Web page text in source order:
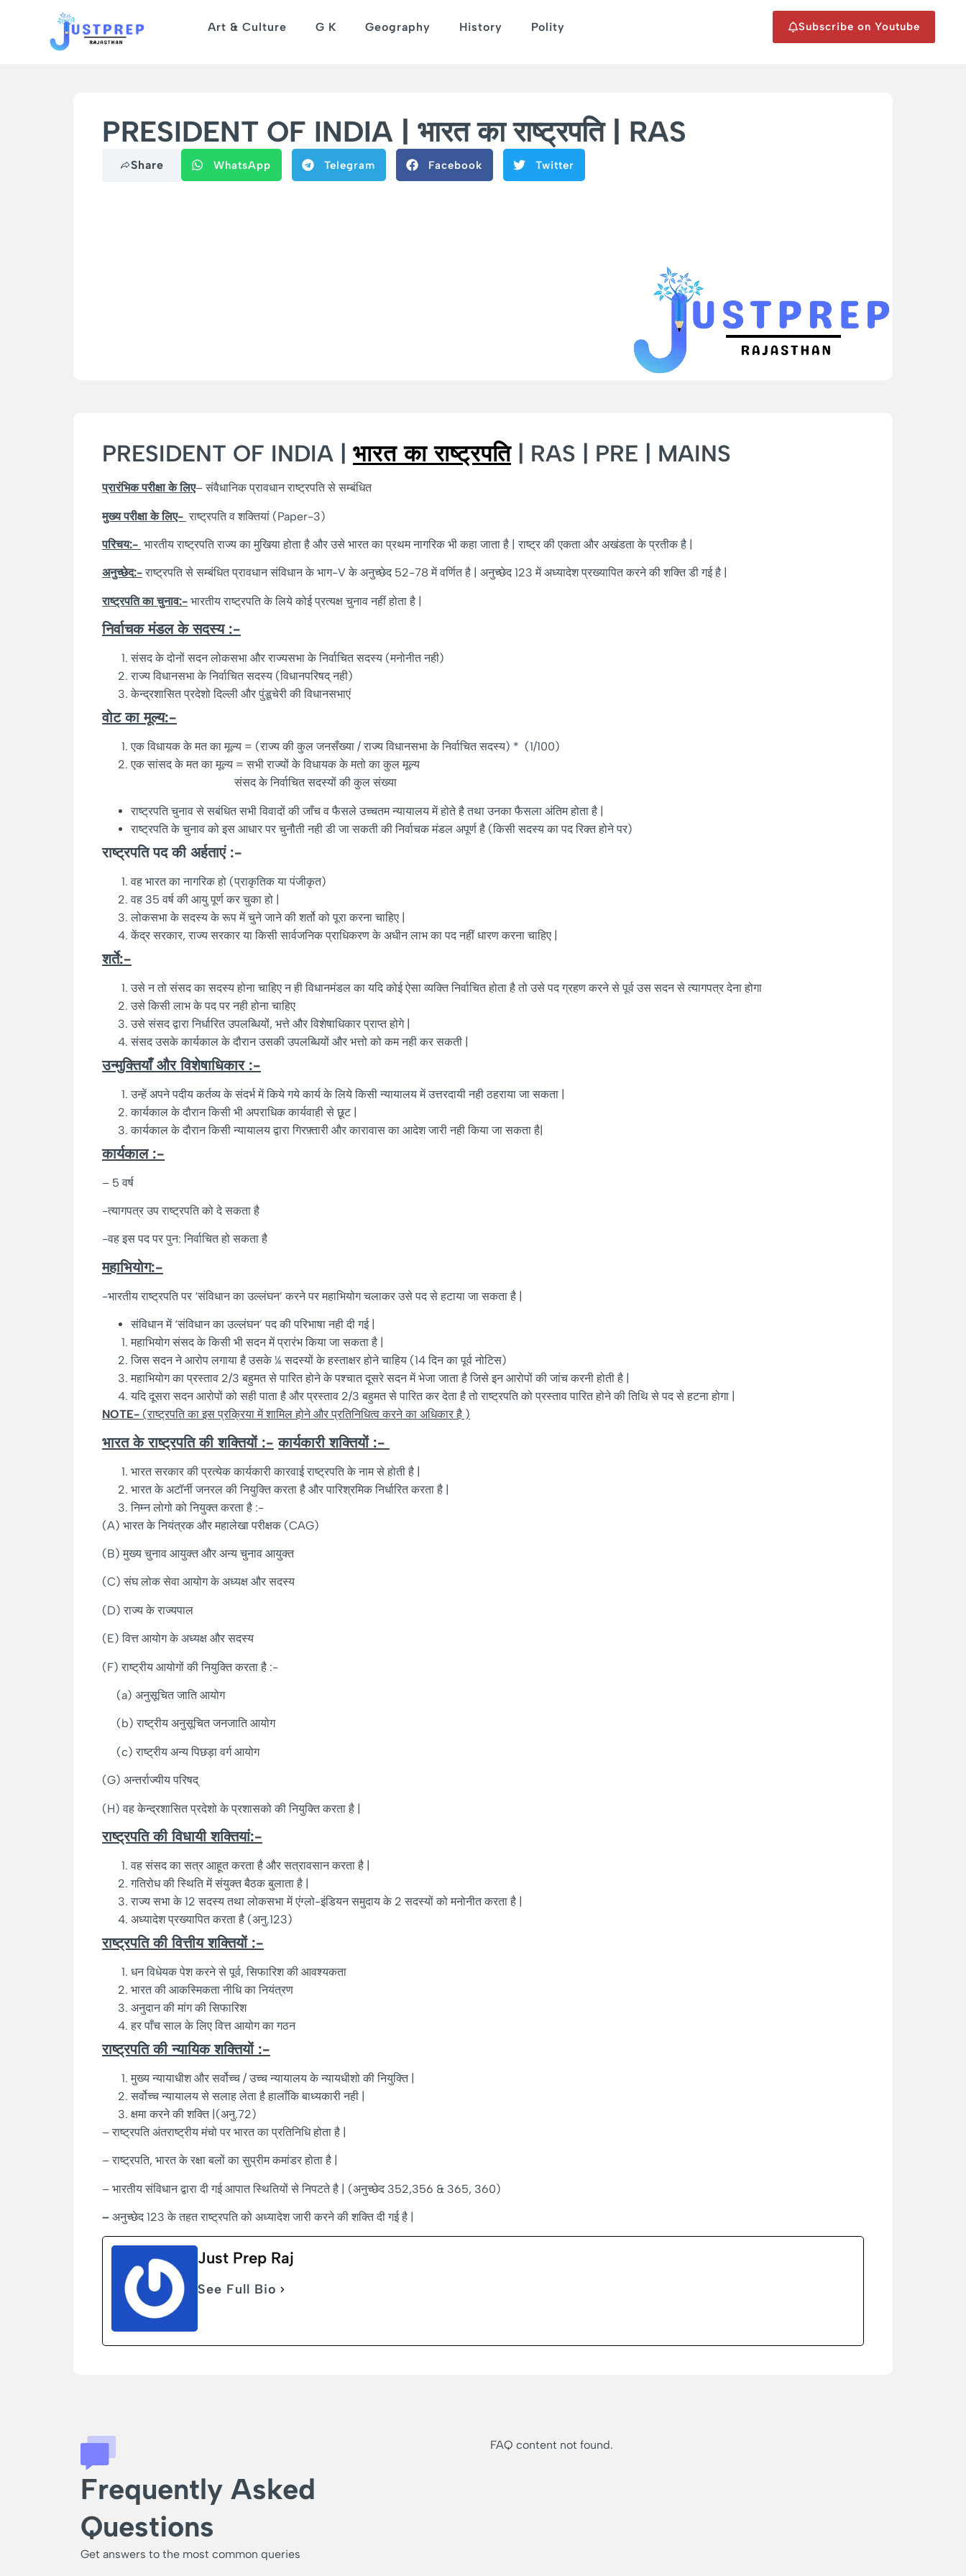
Art & Culture G K Geography History Polity Subscribe on Youtube
PRESIDENT OF INDIA | भारत का राष्ट्रपति | RAS
Share WhatsApp Telegram Facebook Twitter
PRESIDENT OF INDIA | भारत का राष्ट्रपति| RAS | PRE | MAINS
प्रारंभिक परीक्षा के लिए– संवैधानिक प्रावधान राष्ट्रपति से सम्बंधित
मुख्य परीक्षा के लिए- राष्ट्रपति व शक्तियां (Paper-3)
परिचय:- भारतीय राष्ट्रपति राज्य का मुखिया होता है और उसे भारत का प्रथम नागरिक भी कहा जाता है | राष्ट्र की एकता और अखंडता के प्रतीक है |
अनुच्छेद:-राष्ट्रपति से सम्बंधित प्रावधान संविधान के भाग-V के अनुच्छेद 52-78 में वर्णित है | अनुच्छेद 123 में अध्यादेश प्रख्यापित करने की शक्ति डी गई है |
राष्ट्रपति का चुनाव:- भारतीय राष्ट्रपति के लिये कोई प्रत्यक्ष चुनाव नहीं होता है |
निर्वाचक मंडल के सदस्य :-
संसद के दोनों सदन लोकसभा और राज्यसभा के निर्वाचित सदस्य (मनोनीत नही)
राज्य विधानसभा के निर्वाचित सदस्य (विधानपरिषद् नही)
केन्द्रशासित प्रदेशो दिल्ली और पुंडूचेरी की विधानसभाएं
वोट का मूल्य:-
एक विधायक के मत का मूल्य = (राज्य की कुल जनसँख्या / राज्य विधानसभा के निर्वाचित सदस्य) * (1/100)
एक सांसद के मत का मूल्य = सभी राज्यों के विधायक के मतो का कुल मूल्य
संसद के निर्वाचित सदस्यों की कुल संख्या
राष्ट्रपति चुनाव से सबंधित सभी विवादों की जाँच व फैसले उच्चतम न्यायालय में होते है तथा उनका फैसला अंतिम होता है |
राष्ट्रपति के चुनाव को इस आधार पर चुनौती नही डी जा सकती की निर्वाचक मंडल अपूर्ण है (किसी सदस्य का पद रिक्त होने पर)
राष्ट्रपति पद की अर्हताएं :-
वह भारत का नागरिक हो (प्राकृतिक या पंजीकृत)
वह 35 वर्ष की आयु पूर्ण कर चुका हो |
लोकसभा के सदस्य के रूप में चुने जाने की शर्तो को पूरा करना चाहिए |
केंद्र सरकार, राज्य सरकार या किसी सार्वजनिक प्राधिकरण के अधीन लाभ का पद नहीं धारण करना चाहिए |
शर्ते:-
उसे न तो संसद का सदस्य होना चाहिए न ही विधानमंडल का यदि कोई ऐसा व्यक्ति निर्वाचित होता है तो उसे पद ग्रहण करने से पूर्व उस सदन से त्यागपत्र देना होगा
उसे किसी लाभ के पद पर नही होना चाहिए
उसे संसद द्वारा निर्धारित उपलब्धियों, भत्ते और विशेषाधिकार प्राप्त होगे |
संसद उसके कार्यकाल के दौरान उसकी उपलब्धियों और भत्तो को कम नही कर सकती |
उन्मुक्तियाँ और विशेषाधिकार :-
उन्हें अपने पदीय कर्तव्य के संदर्भ में किये गये कार्य के लिये किसी न्यायालय में उत्तरदायी नही ठहराया जा सकता |
कार्यकाल के दौरान किसी भी अपराधिक कार्यवाही से छूट |
कार्यकाल के दौरान किसी न्यायालय द्वारा गिरफ़्तारी और कारावास का आदेश जारी नही किया जा सकता है|
कार्यकाल :-
– 5 वर्ष
-त्यागपत्र उप राष्ट्रपति को दे सकता है
-वह इस पद पर पुन: निर्वाचित हो सकता है
महाभियोग:-
-भारतीय राष्ट्रपति पर ‘संविधान का उल्लंघन’ करने पर महाभियोग चलाकर उसे पद से हटाया जा सकता है |
संविधान में ‘संविधान का उल्लंघन’ पद की परिभाषा नही दी गई |
महाभियोग संसद के किसी भी सदन में प्रारंभ किया जा सकता है |
जिस सदन ने आरोप लगाया है उसके ¼ सदस्यों के हस्ताक्षर होने चाहिय (14 दिन का पूर्व नोटिस)
महाभियोग का प्रस्ताव 2/3 बहुमत से पारित होने के पश्चात दूसरे सदन में भेजा जाता है जिसे इन आरोपों की जांच करनी होती है |
यदि दूसरा सदन आरोपों को सही पाता है और प्रस्ताव 2/3 बहुमत से पारित कर देता है तो राष्ट्रपति को प्रस्ताव पारित होने की तिथि से पद से हटना होगा |
NOTE- (राष्ट्रपति का इस प्रक्रिया में शामिल होने और प्रतिनिधित्व करने का अधिकार है )
भारत के राष्ट्रपति की शक्तियों :- कार्यकारी शक्तियों :-
भारत सरकार की प्रत्येक कार्यकारी कारवाई राष्ट्रपति के नाम से होती है |
भारत के अटॉर्नी जनरल की नियुक्ति करता है और पारिश्रमिक निर्धारित करता है |
निम्न लोगो को नियुक्त करता है :-
(A) भारत के नियंत्रक और महालेखा परीक्षक (CAG)
(B) मुख्य चुनाव आयुक्त और अन्य चुनाव आयुक्त
(C) संघ लोक सेवा आयोग के अध्यक्ष और सदस्य
(D) राज्य के राज्यपाल
(E) वित्त आयोग के अध्यक्ष और सदस्य
(F) राष्ट्रीय आयोगों की नियुक्ति करता है :-
(a) अनुसूचित जाति आयोग
(b) राष्ट्रीय अनुसूचित जनजाति आयोग
(c) राष्ट्रीय अन्य पिछड़ा वर्ग आयोग
(G) अन्तर्राज्यीय परिषद्
(H) वह केन्द्रशासित प्रदेशो के प्रशासको की नियुक्ति करता है |
राष्ट्रपति की विधायी शक्तियां:-
वह संसद का सत्र आहूत करता है और सत्रावसान करता है |
गतिरोध की स्थिति में संयुक्त बैठक बुलाता है |
राज्य सभा के 12 सदस्य तथा लोकसभा में एंग्लो-इंडियन समुदाय के 2 सदस्यों को मनोनीत करता है |
अध्यादेश प्रख्यापित करता है (अनु.123)
राष्ट्रपति की वित्तीय शक्तियों :-
धन विधेयक पेश करने से पूर्व, सिफारिश की आवश्यकता
भारत की आकस्मिकता नीधि का नियंत्रण
अनुदान की मांग की सिफारिश
हर पाँच साल के लिए वित्त आयोग का गठन
राष्ट्रपति की न्यायिक शक्तियों :-
मुख्य न्यायाधीश और सर्वोच्च / उच्च न्यायालय के न्यायधीशो की नियुक्ति |
सर्वोच्च न्यायालय से सलाह लेता है हालाँकि बाध्यकारी नही |
क्षमा करने की शक्ति |(अनु.72)
– राष्ट्रपति अंतराष्ट्रीय मंचो पर भारत का प्रतिनिधि होता है |
– राष्ट्रपति, भारत के रक्षा बलों का सुप्रीम कमांडर होता है |
– भारतीय संविधान द्वारा दी गई आपात स्थितियों से निपटते है | (अनुच्छेद 352,356 & 365, 360)
– अनुच्छेद 123 के तहत राष्ट्रपति को अध्यादेश जारी करने की शक्ति दी गई है |
Just Prep Raj
See Full Bio
Frequently Asked
Questions
Get answers to the most common queries
FAQ content not found.